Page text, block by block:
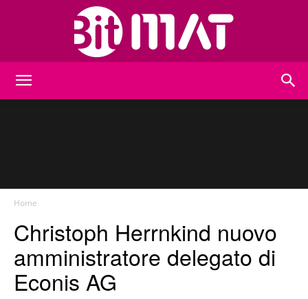
Home
Christoph Herrnkind nuovo
amministratore delegato di
Econis AG